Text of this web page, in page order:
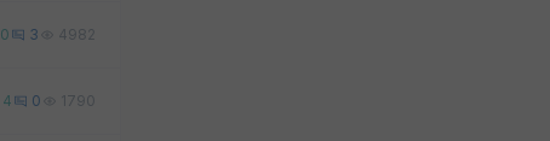
0 3 4982
4 0 1790